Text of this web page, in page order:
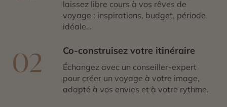
laissez libre cours à vos rêves de
voyage : inspirations, budget, période
idéale…
02 Co-construisez votre itinéraire
Échangez avec un conseiller-expert
pour créer un voyage à votre image,
adapté à vos envies et à votre rythme.